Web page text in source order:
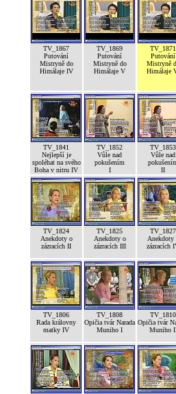
TV_1867
Putování
Mistryně do
Himálaje IV
TV_1869
Putování
Mistryně do
Himálaje V
TV_1871
Putování
Mistryně
Himálaje
TV_1841
Nejlepší je
spoléhat na svého
Boha v nitru IV
TV_1852
Vůle nad
pokušením
I
TV_1853
Vůle nad
II
TV_1824
Anekdoty o
zázracích II
TV_1825
Anekdoty o
zázracích III
TV_1827
Anekdoty
zázracích
TV_1806
Rada královny
matky IV
TV_1808
Opičia tvár Narada
Muniho I
TV_1810
Opičia tvár
Muniho